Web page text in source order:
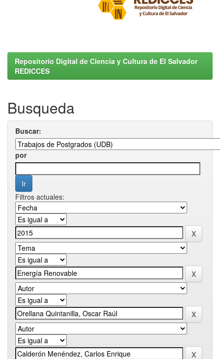
Repositorio Digital de Ciencia y Cultura de El Salvador
REDICCES
Busqueda
Buscar:
por
Filtros actuales: